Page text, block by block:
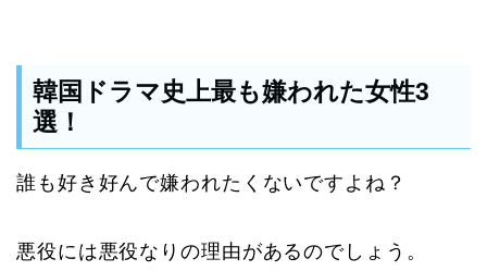
韓国ドラマ史上最も嫌われた女性3
選！
誰も好き好んで嫌われたくないですよね？
悪役には悪役なりの理由があるのでしょう。